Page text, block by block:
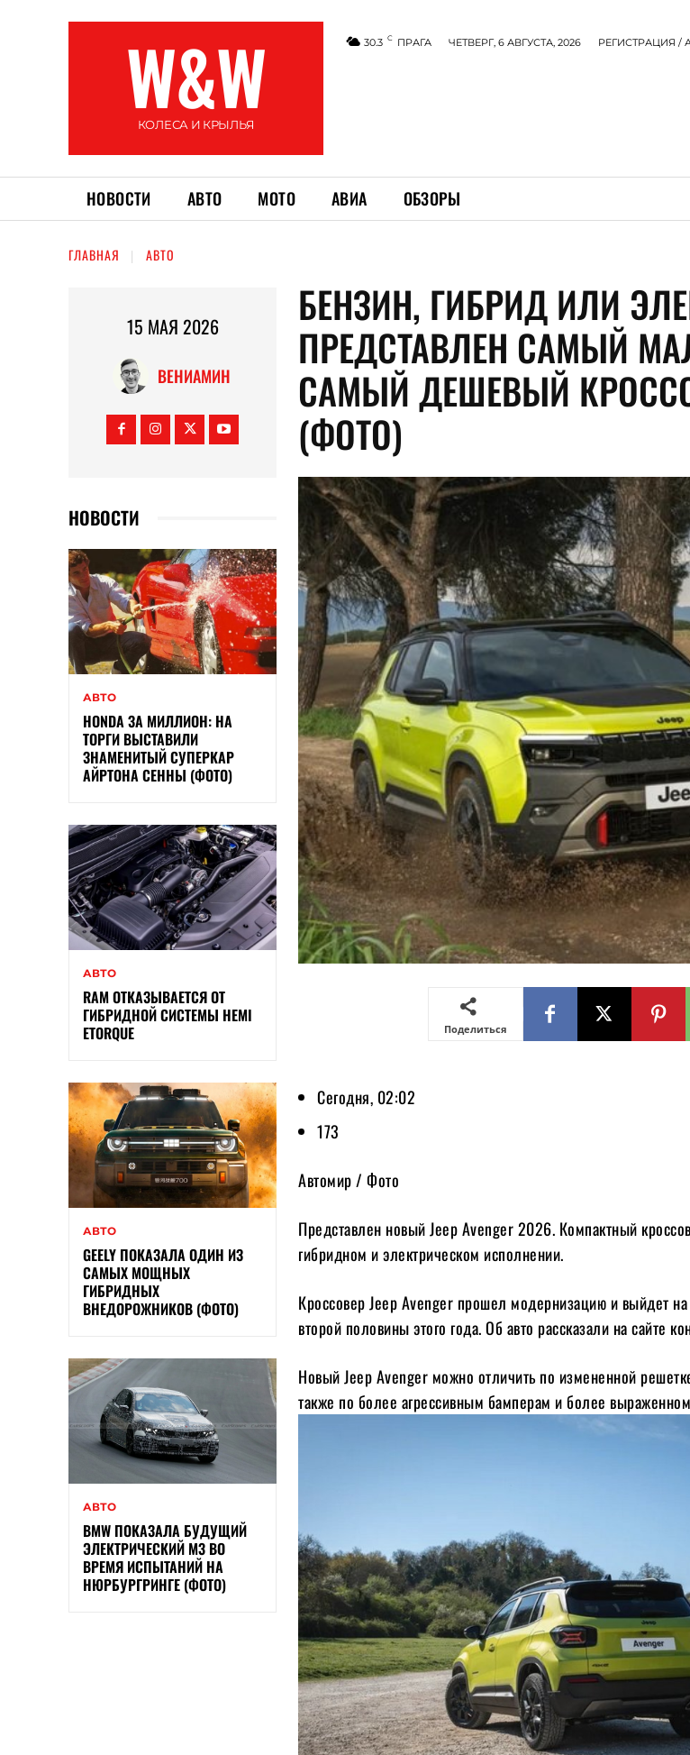
W&W
КОЛЕСА И КРЫЛЬЯ
30.3 C ПРАГА ЧЕТВЕРГ, 6 АВГУСТА, 2026 РЕГИСТРАЦИЯ /
НОВОСТИ АВТО МОТО АВИА ОБЗОРЫ
ГЛАВНАЯ АВТО
15 МАЯ 2026
ВЕНИАМИН
НОВОСТИ
АВТО
HONDA ЗА МИЛЛИОН: НА
ТОРГИ ВЫСТАВИЛИ
ЗНАМЕНИТЫЙ СУПЕРКАР
АЙРТОНА СЕННЫ (ФОТО)
АВТО
RAM ОТКАЗЫВАЕТСЯ ОТ
ГИБРИДНОЙ СИСТЕМЫ HEMI
ETORQUE
АВТО
GEELY ПОКАЗАЛА ОДИН ИЗ
САМЫХ МОЩНЫХ
ГИБРИДНЫХ
ВНЕДОРОЖНИКОВ (ФОТО)
АВТО
BMW ПОКАЗАЛА БУДУЩИЙ
ЭЛЕКТРИЧЕСКИЙ M3 ВО
ВРЕМЯ ИСПЫТАНИЙ НА
НЮРБУРГРИНГЕ (ФОТО)
БЕНЗИН, ГИБРИД ИЛИ
ПРЕДСТАВЛЕН САМЫЙ
САМЫЙ ДЕШЕВЫЙ
(ФОТО)
Поделиться
Сегодня, 02:02
173
Автомир / Фото
Представлен новый Jeep Avenger 2026. Компактный
гибридном и электрическом исполнении.
Кроссовер Jeep Avenger прошел модернизацию и выйдет
второй половины этого года. Об авто рассказали на сайте
Новый Jeep Avenger можно отличить по измененной
также по более агрессивным бамперам и более